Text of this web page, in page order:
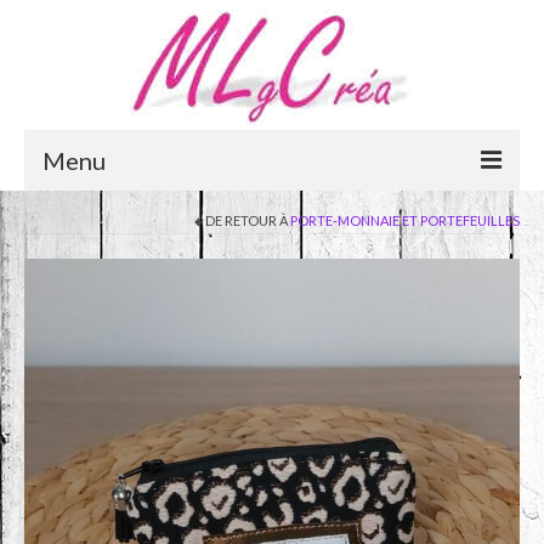
Menu
Accueil
Qui suis-je ?
Mentions légales
Contactez-moi
DE RETOUR ÀPORTE-MONNAIE ET PORTEFEUILLES